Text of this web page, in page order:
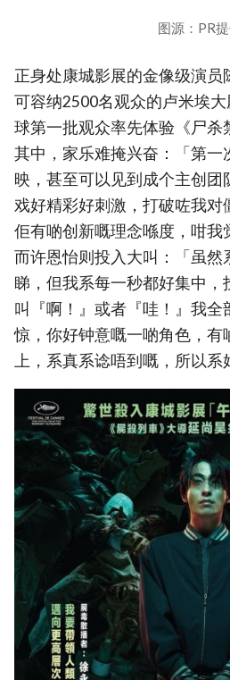
图源：PR
正身处康城影展的金像级演员
可容纳2500名观众的卢米埃
球第一批观众率先体验《尸杀
其中，家乐难掩兴奋：「第一
映，甚至可以见到成个主创团
戏好精彩好刺激，打破咗我对
佢有啲创新嘅理念喺度，咁我
而许恩怡则投入大叫：「虽然
睇，但我系每一秒都好集中，
叫『啊！』或者『哇！』我
惊，你好钟意嘅一啲角色，有
上，系真系谂唔到嘅，所以系